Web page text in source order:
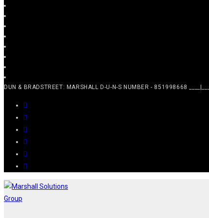
DUN & BRADSTREET: MARSHALL D-U-N-S NUMBER - 851998668